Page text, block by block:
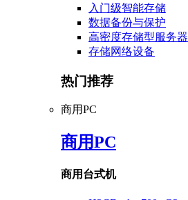
入门级智能存储
数据备份与保护
高密度存储型服务器
存储网络设备
热门推荐
商用PC
商用PC
商用台式机